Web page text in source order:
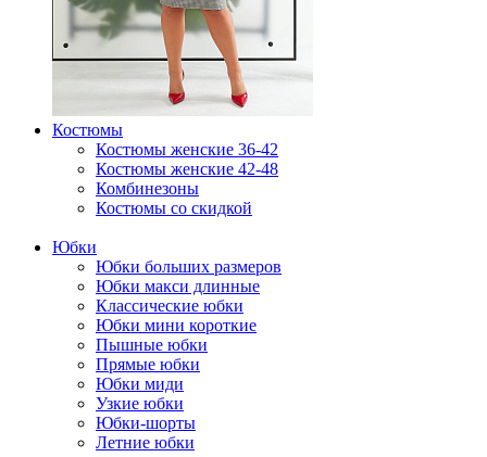
Костюмы
Костюмы женские 36-42
Костюмы женские 42-48
Комбинезоны
Костюмы со скидкой
Юбки
Юбки больших размеров
Юбки макси длинные
Классические юбки
Юбки мини короткие
Пышные юбки
Прямые юбки
Юбки миди
Узкие юбки
Юбки-шорты
Летние юбки